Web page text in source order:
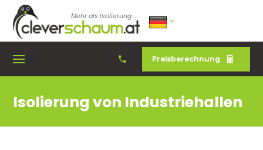
Mehr als Isolierung ...
Preisberechnung
Isolierung von Industriehallen